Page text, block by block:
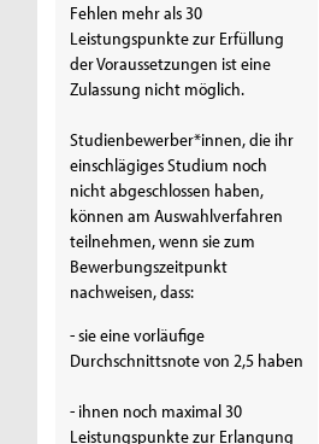
Fehlen mehr als 30
Leistungspunkte zur Erfüllung
der Voraussetzungen ist eine
Zulassung nicht möglich.
Studienbewerber*innen, die ihr
einschlägiges Studium noch
nicht abgeschlossen haben,
können am Auswahlverfahren
teilnehmen, wenn sie zum
Bewerbungszeitpunkt
nachweisen, dass:
- sie eine vorläufige
Durchschnittsnote von 2,5 haben
- ihnen noch maximal 30
Leistungspunkte zur Erlangung